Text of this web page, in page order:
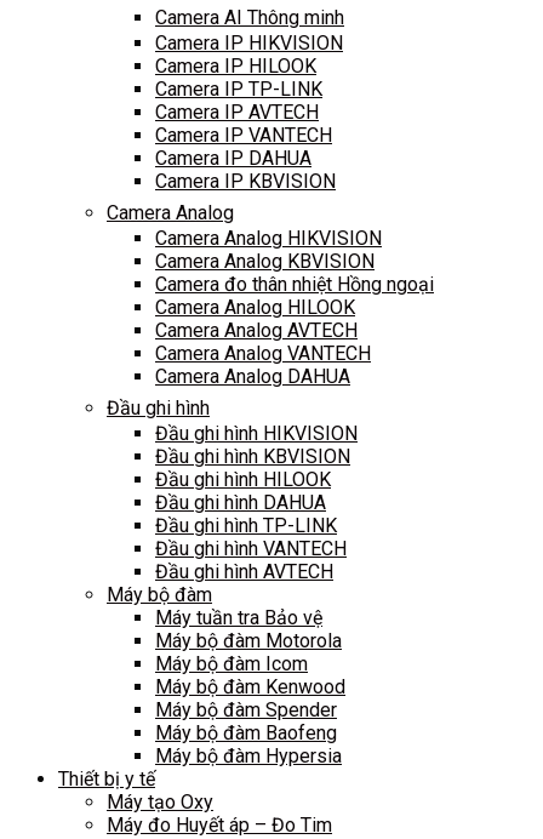
Camera AI Thông minh
Camera IP HIKVISION
Camera IP HILOOK
Camera IP TP-LINK
Camera IP AVTECH
Camera IP VANTECH
Camera IP DAHUA
Camera IP KBVISION
Camera Analog
Camera Analog HIKVISION
Camera Analog KBVISION
Camera đo thân nhiệt Hồng ngoại
Camera Analog HILOOK
Camera Analog AVTECH
Camera Analog VANTECH
Camera Analog DAHUA
Đầu ghi hình
Đầu ghi hình HIKVISION
Đầu ghi hình KBVISION
Đầu ghi hình HILOOK
Đầu ghi hình DAHUA
Đầu ghi hình TP-LINK
Đầu ghi hình VANTECH
Đầu ghi hình AVTECH
Máy bộ đàm
Máy tuần tra Bảo vệ
Máy bộ đàm Motorola
Máy bộ đàm Icom
Máy bộ đàm Kenwood
Máy bộ đàm Spender
Máy bộ đàm Baofeng
Máy bộ đàm Hypersia
Thiết bị y tế
Máy tạo Oxy
Máy đo Huyết áp – Đo Tim